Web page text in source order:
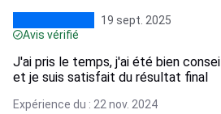
19 sept. 2025
Avis vérifié
J'ai pris le temps, j'ai été bien
et je suis satisfait du résultat final
Expérience du : 22 nov. 2024